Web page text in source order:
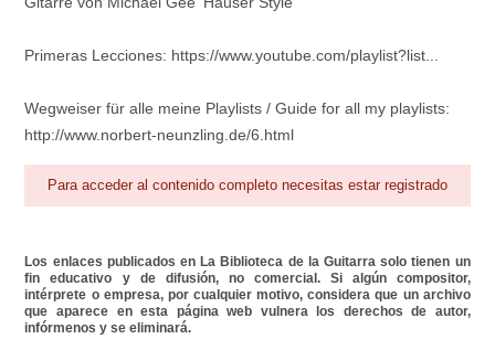
Primeras Lecciones: https://www.youtube.com/playlist?list...
Wegweiser für alle meine Playlists / Guide for all my playlists:
http://www.norbert-neunzling.de/6.html
Para acceder al contenido completo necesitas estar registrado
Los enlaces publicados en La Biblioteca de la Guitarra solo tienen un
fin educativo y de difusión, no comercial. Si algún compositor,
intérprete o empresa, por cualquier motivo, considera que un archivo
que aparece en esta página web vulnera los derechos de autor,
infórmenos y se eliminará.